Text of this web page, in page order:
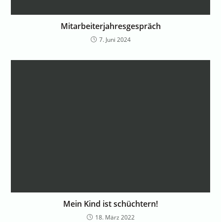
Mitarbeiterjahresgespräch
7. Juni 2024
Mein Kind ist schüchtern!
18. März 2022